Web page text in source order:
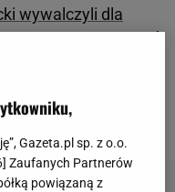
wywalczyli dla
nasi miotacze byli
Gazeta.pl sp. z o.o.
] Zaufanych Partnerów
powiązaną z